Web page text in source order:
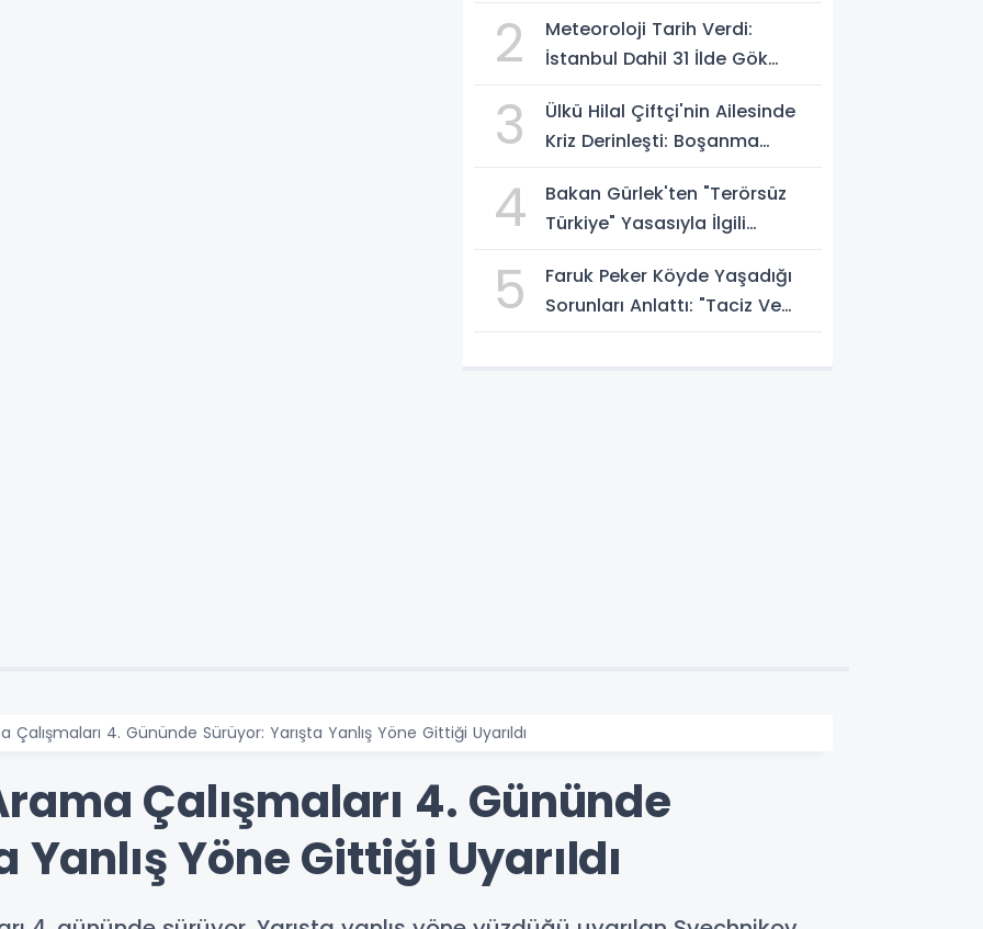
2
Meteoroloji Tarih Verdi:
İstanbul Dahil 31 İlde Gök
3
Ülkü Hilal Çiftçi'nin Ailesinde
Kriz Derinleşti: Boşanma
Gündemde
4
Bakan Gürlek'ten "Terörsüz
Türkiye" Yasasıyla İlgili
Feshedilmeden Düzenleme
Yürürlüğe Girmeyecek
5
Faruk Peker Köyde Yaşadığı
Sorunları Anlattı: "Taciz Ve
Çalışmaları 4. Gününde Sürüyor: Yarışta Yanlış Yöne Gittiği Uyarıldı
Çalışmaları 4. Gününde
Yanlış Yöne Gittiği Uyarıldı